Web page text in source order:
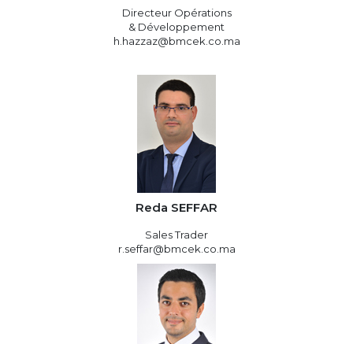
Directeur Opérations
& Développement
h.hazzaz@bmcek.co.ma
Reda SEFFAR
Sales Trader
r.seffar@bmcek.co.ma